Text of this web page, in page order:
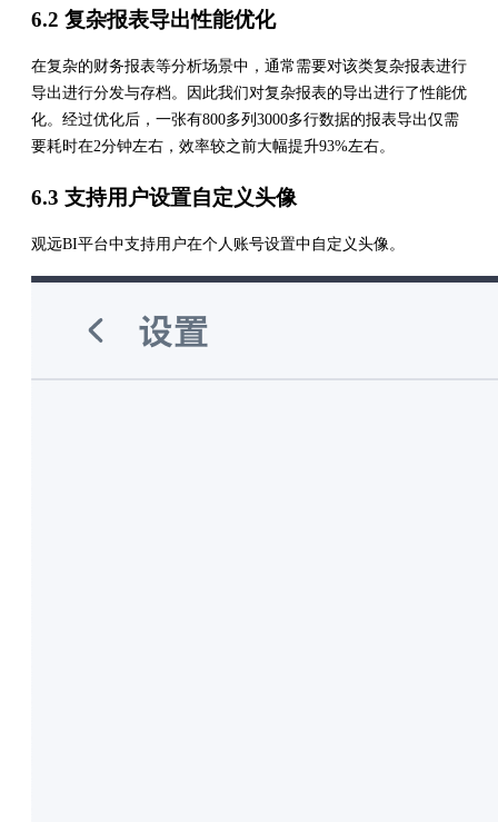
6.2 复杂报表导出性能优化
在复杂的财务报表等分析场景中，通常需要对该类复杂报表进行
导出进行分发与存档。因此我们对复杂报表的导出进行了性能优
化。经过优化后，一张有800多列3000多行数据的报表导出仅需
要耗时在2分钟左右，效率较之前大幅提升93%左右。
6.3 支持用户设置自定义头像
观远BI平台中支持用户在个人账号设置中自定义头像。